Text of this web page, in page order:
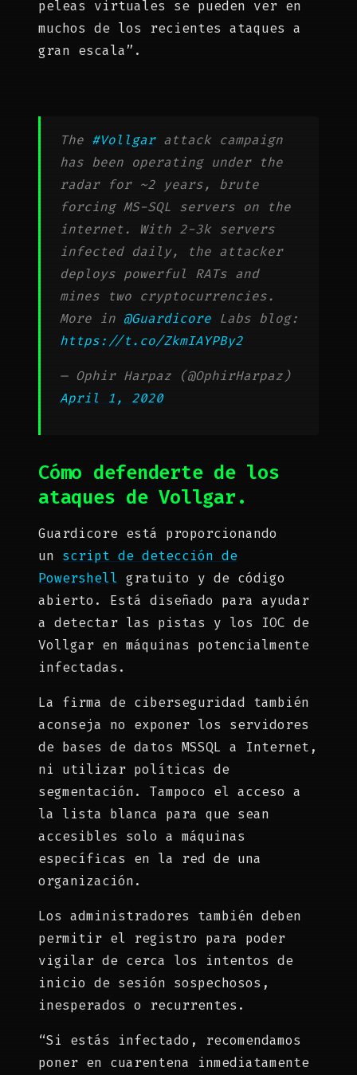
peleas virtuales se pueden ver en
muchos de los recientes ataques a
gran escala”.
The #Vollgarattack campaign
has been operating under the
radar for ~2 years, brute
forcing MS-SQL servers on the
internet. With 2-3k servers
infected daily, the attacker
deploys powerful RATs and
mines two cryptocurrencies.
More in @Guardicore Labs blog:
https://t.co/ZkmIAYPBy2
— Ophir Harpaz (@OphirHarpaz)
April 1, 2020
Cómo defenderte de los
ataques de Vollgar.
Guardicore está proporcionando
un script de detección de
Powershell gratuito y de código
abierto. Está diseñado para ayudar
a detectar las pistas y los IOC de
Vollgar en máquinas potencialmente
infectadas.
La firma de ciberseguridad también
aconseja no exponer los servidores
de bases de datos MSSQL a Internet,
ni utilizar políticas de
segmentación. Tampoco el acceso a
la lista blanca para que sean
accesibles solo a máquinas
específicas en la red de una
organización.
Los administradores también deben
permitir el registro para poder
vigilar de cerca los intentos de
inicio de sesión sospechosos,
inesperados o recurrentes.
“Si estás infectado, recomendamos
poner en cuarentena inmediatamente